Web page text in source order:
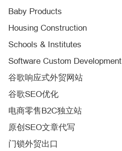
Baby Products
Housing Construction
Schools & Institutes
Software Custom Development
谷歌响应式外贸网站
谷歌SEO优化
电商零售B2C独立站
原创SEO文章代写
门锁外贸出口